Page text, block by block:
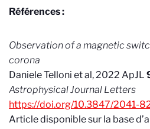
Références :
Observation of a magnetic
corona
Daniele Telloni et al, 2022 ApJL
Astrophysical Journal Letters
https://doi.org/10.3847/2041-
Article disponible sur la base